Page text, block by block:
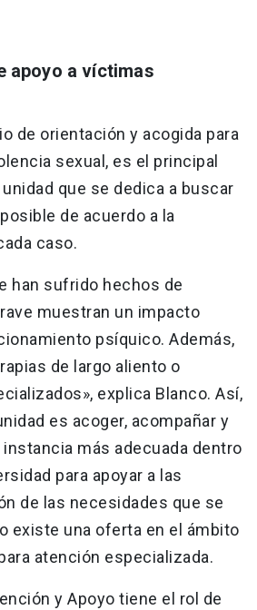
apoyo a víctimas
de orientación y acogida para
sexual, es el principal
que se dedica a buscar
de acuerdo a la
caso.
han sufrido hechos de
muestran un impacto
psíquico. Además,
de largo aliento o
explica Blanco. Así,
es acoger, acompañar y
más adecuada dentro
para apoyar a las
de las necesidades que se
existe una oferta en el ámbito
atención especializada.
y Apoyo tiene el rol de